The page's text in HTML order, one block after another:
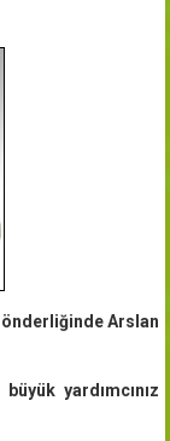
Arslan
yardımcınız